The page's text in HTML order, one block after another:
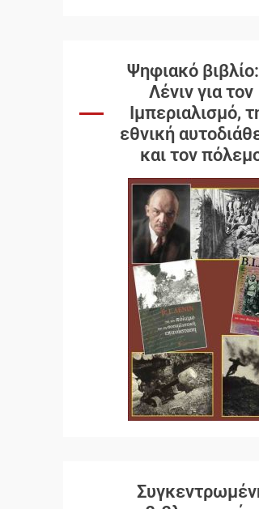
Ψηφιακό
Λένιν για τον
Ιμπεριαλισμό,
εθνική
και τον